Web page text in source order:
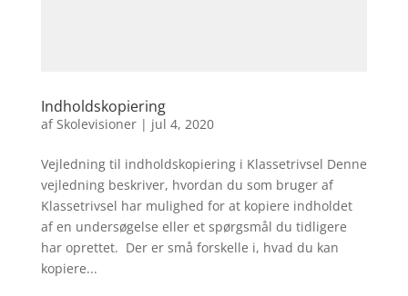
Indholdskopiering
afSkolevisioner| jul 4, 2020
Vejledning til indholdskopiering i Klassetrivsel Denne
vejledning beskriver, hvordan du som bruger af
Klassetrivsel har mulighed for at kopiere indholdet
af en undersøgelse eller et spørgsmål du tidligere
har oprettet. Der er små forskelle i, hvad du kan
kopiere...